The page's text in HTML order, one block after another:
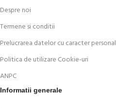
Despre noi
Termene si conditii
Prelucrarea datelor cu caracter personal
Politica de utilizare Cookie-uri
ANPC
Informatii generale